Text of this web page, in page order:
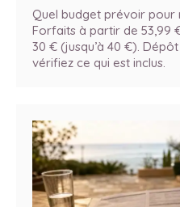
Quel budget prévoir
Forfaits à partir de 53,99
30 € (jusqu’à 40 €).
vérifiez ce qui est inclus.